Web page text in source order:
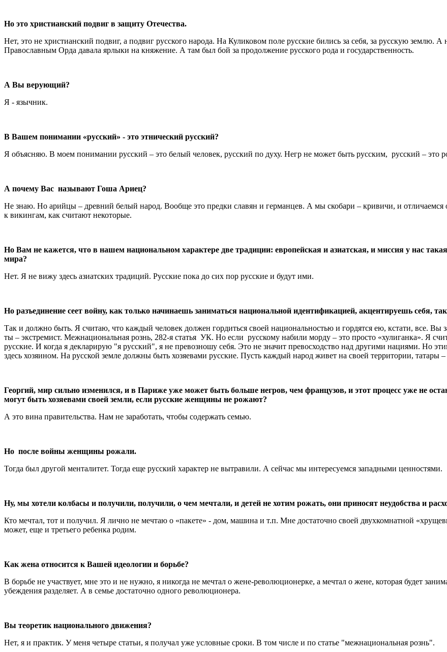
Но это христианский подвиг в защиту Отечества.
Нет, это не христианский подвиг, а подвиг русского народа. На Куликовом поле русские бились за себя, за русскую землю.
Православным Орда давала ярлыки на княжение. А там был бой за продолжение русского рода и государственность.
А Вы верующий?
Я - язычник.
В Вашем понимании «русский» - это этнический русский?
Я объясняю. В моем понимании русский – это белый человек, русский по духу. Негр не может быть русским, русский – это
А почему Вас называют Гоша Ариец?
Не знаю. Но арийцы – древний белый народ. Вообще это предки славян и германцев. А мы скобари – кривичи, и отличаемся
к викингам, как считают некоторые.
Но Вам не кажется, что в нашем национальном характере две традиции: европейская и азиатская, и миссия у нас
мира?
Нет. Я не вижу здесь азиатских традиций. Русские пока до сих пор русские и будут ими.
Но разъединение сеет войну, как только начинаешь заниматься национальной идентификацией, акцентируешь себя,
Так и должно быть. Я считаю, что каждый человек должен гордиться своей национальностью и гордятся ею, кстати, все.
ты – экстремист. Межнациональная рознь, 282-я статья УК. Но если русскому набили морду – это просто «хулиганка». Я
русские. И когда я декларирую "я русский", я не превозношу себя. Это не значит превосходство над другими нациями. Но
здесь хозяином. На русской земле должны быть хозяевами русские. Пусть каждый народ живет на своей территории,
Георгий, мир сильно изменился, и в Париже уже может быть больше негров, чем французов, и этот процесс уже не
могут быть хозяевами своей земли, если русские женщины не рожают?
А это вина правительства. Нам не заработать, чтобы содержать семью.
Но после войны женщины рожали.
Тогда был другой менталитет. Тогда еще русский характер не вытравили. А сейчас мы интересуемся западными ценностями.
Ну, мы хотели колбасы и получили, получили, о чем мечтали, и детей не хотим рожать, они приносят неудобства и
Кто мечтал, тот и получил. Я лично не мечтаю о «пакете» - дом, машина и т.п. Мне достаточно своей двухкомнатной
может, еще и третьего ребенка родим.
Как жена относится к Вашей идеологии и борьбе?
В борьбе не участвует, мне это и не нужно, я никогда не мечтал о жене-революционерке, а мечтал о жене, которая будет
убеждения разделяет. А в семье достаточно одного революционера.
Вы теоретик национального движения?
Нет, я и практик. У меня четыре статьи, я получал уже условные сроки. В том числе и по статье "межнациональная рознь".